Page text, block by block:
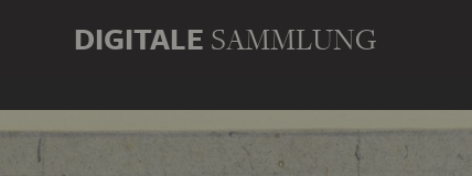
DIGITALE SAMMLUNG